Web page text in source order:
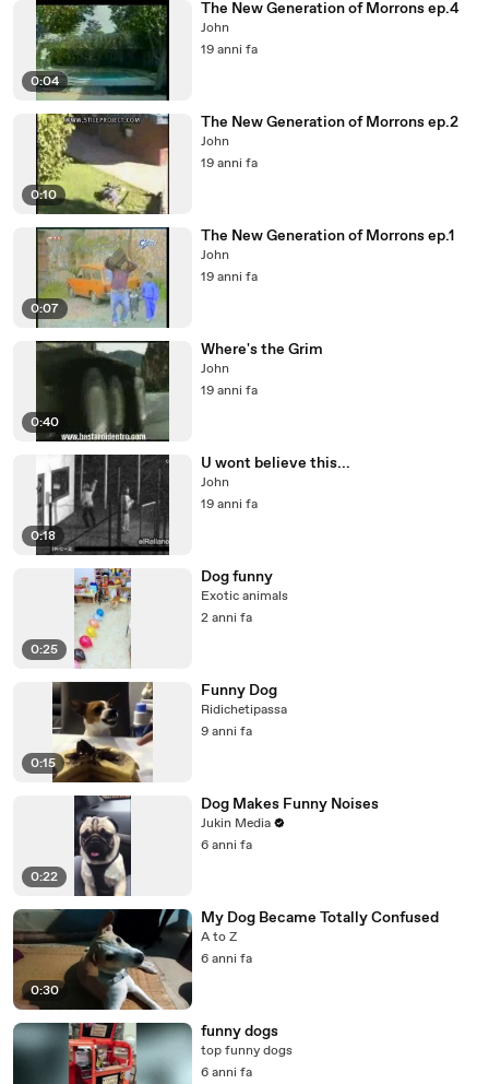
0:04
The New Generation of Morrons ep.4
John
19 anni fa
0:10
The New Generation of Morrons ep.2
John
19 anni fa
0:07
The New Generation of Morrons ep.1
John
19 anni fa
0:40
Where's the Grim
John
19 anni fa
0:18
U wont believe this...
John
19 anni fa
0:25
Dog funny
Exotic animals
2 anni fa
0:15
Funny Dog
Ridichetipassa
9 anni fa
0:22
Dog Makes Funny Noises
Jukin Media
6 anni fa
0:30
My Dog Became Totally Confused
A to Z
6 anni fa
funny dogs
top funny dogs
6 anni fa